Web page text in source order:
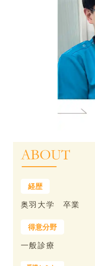
奥羽大学 卒業
一般診療